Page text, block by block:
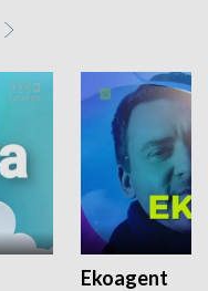
Ekoagent